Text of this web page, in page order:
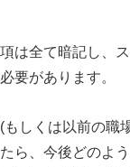
は全て暗記し、
要があります。
しくは以前の職
ら、今後どのよ